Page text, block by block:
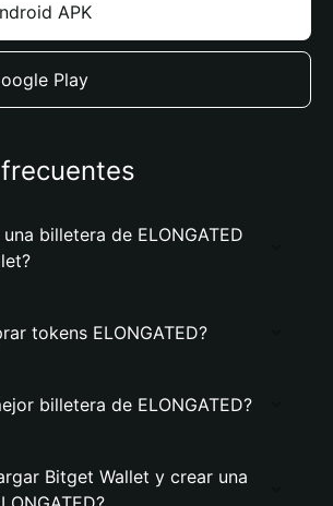
APK
Play
billetera de ELONGATED
tokens ELONGATED?
billetera de ELONGATED?
Bitget Wallet y crear una